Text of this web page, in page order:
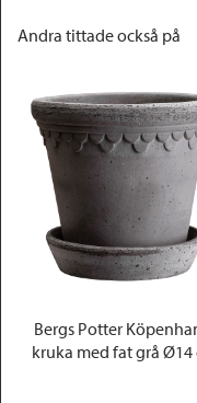
Andra tittade också på
Bergs Potter
kruka med fat grå Ø14